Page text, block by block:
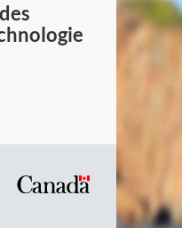
Symbole